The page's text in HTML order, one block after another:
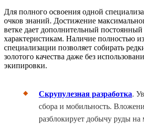
Для полного освоения одной
очков знаний. Достижение
ветке дает дополнительный
характеристикам. Наличие полностью
специализации позволяет собирать
золотого качества даже без
экипировки.
Скрупулезная разработка.
сбора и мобильность.
разблокирует добычу руды на